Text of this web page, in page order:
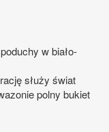
w biało-
służy świat
polny bukiet